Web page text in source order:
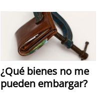
¿Qué bienes no me
pueden embargar?